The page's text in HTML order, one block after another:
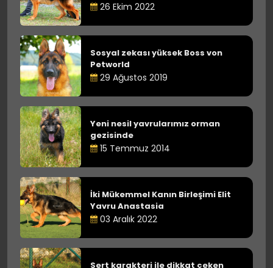
26 Ekim 2022
Sosyal zekası yüksek Boss von
Petworld
29 Ağustos 2019
Yeni nesil yavrularımız orman
gezisinde
15 Temmuz 2014
İki Mükemmel Kanın Birleşimi Elit
Yavru Anastasia
03 Aralık 2022
Sert karakteri ile dikkat çeken